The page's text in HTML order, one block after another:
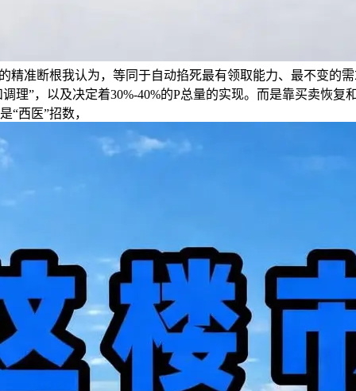
准断根我认为，等同于自动掐死最有领取能力、最不变的
理”，以及决定着30%-40%的P总量的实现。而是靠买卖恢
“西医”招数，